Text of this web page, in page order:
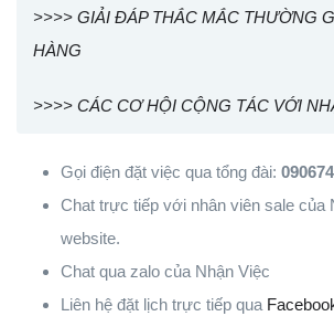
>>>> GIẢI ĐÁP THẮC MẮC THƯỜNG
HÀNG
>>>> CÁC CƠ HỘI CỘNG TÁC VỚI
Gọi điện đặt việc qua tổng đài:
Chat trực tiếp với nhân viên sale của
website.
Chat qua zalo của Nhận Việc
Liên hệ đặt lịch trực tiếp qua